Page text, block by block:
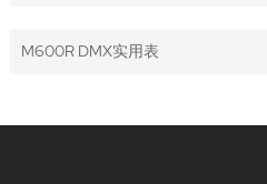
M600R DMX实用表